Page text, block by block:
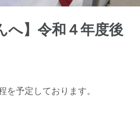
へ】令和４年度後
予定しております。